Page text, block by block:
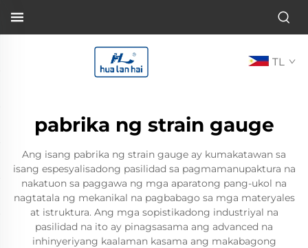
TL
pabrika ng strain gauge
Ang isang pabrika ng strain gauge ay kumakatawan sa
isang espesyalisadong pasilidad sa pagmamanupaktura na
nakatuon sa paggawa ng mga aparatong pang-ukol na
nagtatala ng mekanikal na pagbabago sa mga materyales
at istruktura. Ang mga sopistikadong industriyal na
pasilidad na ito ay pinagsasama ang advanced na
inhinyeriyang kaalaman kasama ang makabagong